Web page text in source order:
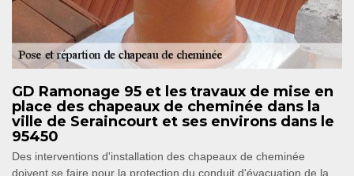
GD Ramonage 95 et les travaux de mise en
place des chapeaux de cheminée dans la
ville de Seraincourt et ses environs dans le
95450
Des interventions d'installation des chapeaux de cheminée
doivent se faire pour la protection du conduit d'évacuation de la